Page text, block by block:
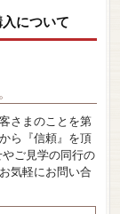
について
さまのことを第
ら『信頼』を頂
ご見学の同行の
気軽にお問い合